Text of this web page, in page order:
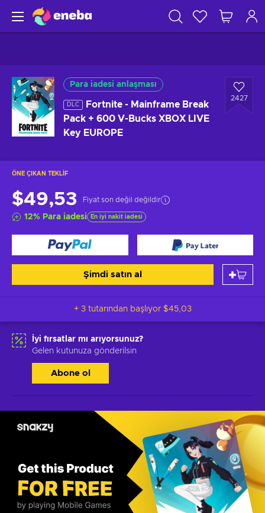
Para iadesi anlaşması
DLC
Fortnite - Mainframe Break
Pack + 600 V-Bucks XBOX LIVE
Key EUROPE
2427
ÖNE ÇIKAN TEKLIF
$49,53 Fiyat son değil değildir
12% Para iadesi En iyi nakit iadesi
Şimdi satın al
+ 3 tutarından başlıyor $45,03
İyi fırsatlar mı arıyorsunuz?
Gelen kutunuza gönderilsin
Abone ol